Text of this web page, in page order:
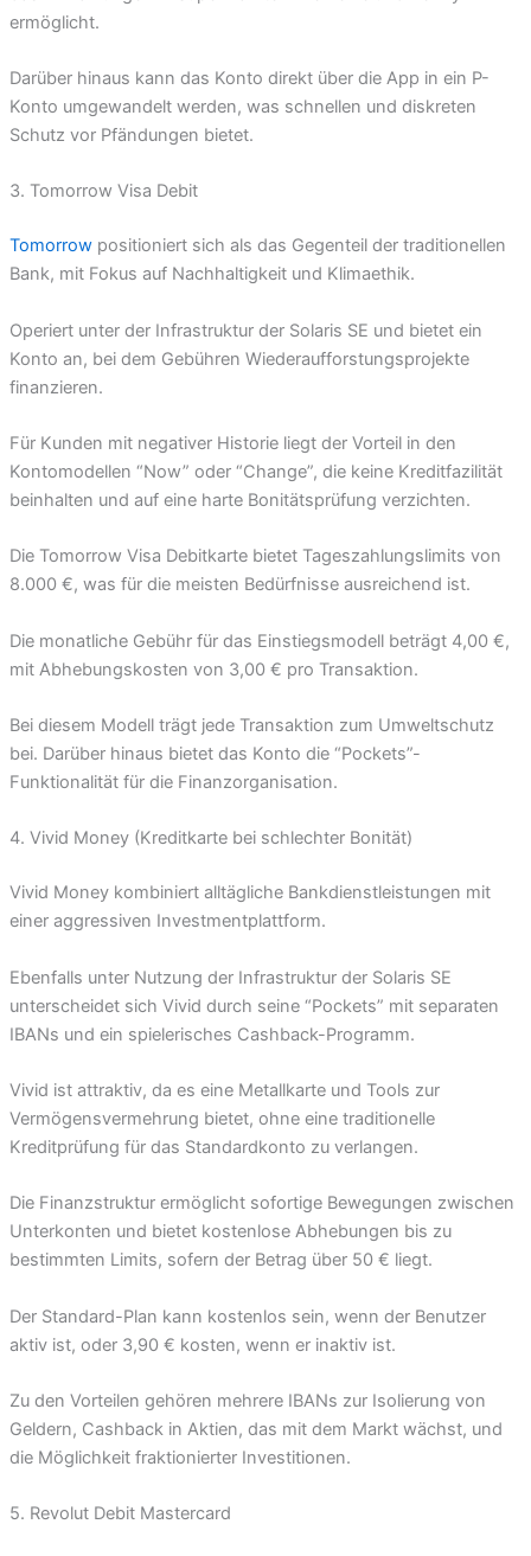
ermöglicht.
Darüber hinaus kann das Konto direkt über die App in ein P-
Konto umgewandelt werden, was schnellen und diskreten
Schutz vor Pfändungen bietet.
3. Tomorrow Visa Debit
Tomorrowpositioniert sich als das Gegenteil der traditionellen
Bank, mit Fokus auf Nachhaltigkeit und Klimaethik.
Operiert unter der Infrastruktur der Solaris SE und bietet ein
Konto an, bei dem Gebühren Wiederaufforstungsprojekte
finanzieren.
Für Kunden mit negativer Historie liegt der Vorteil in den
Kontomodellen “Now” oder “Change”, die keine Kreditfazilität
beinhalten und auf eine harte Bonitätsprüfung verzichten.
Die Tomorrow Visa Debitkarte bietet Tageszahlungslimits von
8.000 €, was für die meisten Bedürfnisse ausreichend ist.
Die monatliche Gebühr für das Einstiegsmodell beträgt 4,00 €,
mit Abhebungskosten von 3,00 € pro Transaktion.
Bei diesem Modell trägt jede Transaktion zum Umweltschutz
bei. Darüber hinaus bietet das Konto die “Pockets”-
Funktionalität für die Finanzorganisation.
4. Vivid Money (Kreditkarte bei schlechter Bonität)
Vivid Money kombiniert alltägliche Bankdienstleistungen mit
einer aggressiven Investmentplattform.
Ebenfalls unter Nutzung der Infrastruktur der Solaris SE
unterscheidet sich Vivid durch seine “Pockets” mit separaten
IBANs und ein spielerisches Cashback-Programm.
Vivid ist attraktiv, da es eine Metallkarte und Tools zur
Vermögensvermehrung bietet, ohne eine traditionelle
Kreditprüfung für das Standardkonto zu verlangen.
Die Finanzstruktur ermöglicht sofortige Bewegungen zwischen
Unterkonten und bietet kostenlose Abhebungen bis zu
bestimmten Limits, sofern der Betrag über 50 € liegt.
Der Standard-Plan kann kostenlos sein, wenn der Benutzer
aktiv ist, oder 3,90 € kosten, wenn er inaktiv ist.
Zu den Vorteilen gehören mehrere IBANs zur Isolierung von
Geldern, Cashback in Aktien, das mit dem Markt wächst, und
die Möglichkeit fraktionierter Investitionen.
5. Revolut Debit Mastercard